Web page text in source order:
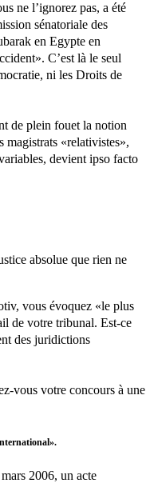
ne l’ignorez pas, a été
sénatoriale des
en Egypte en
C’est là le seul
ni les Droits de
de plein fouet la notion
magistrats «relativistes»,
devient ipso facto
absolue que rien ne
vous évoquez «le plus
de votre tribunal. Est-ce
des juridictions
vous votre concours à une
2006, un acte